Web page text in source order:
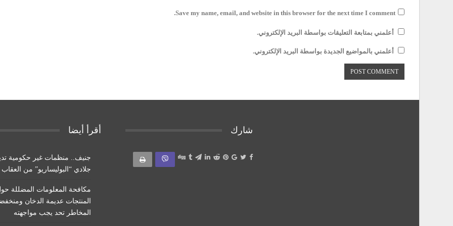
Save my name, email, and website in this browser for the next time I comment.
أعلمني بمتابعة التعليقات بواسطة البريد الإلكتروني.
أعلمني بالمواضيع الجديدة بواسطة البريد الإلكتروني.
شارك أقرأ أيضا
جنيف.. منظمات غير حكومية
جلادي “البوليساريو” من العقاب
مكافحة المعلومات المضللة
المنتجات عديمة الدخان
المخاطر تحد يجب مواجهته